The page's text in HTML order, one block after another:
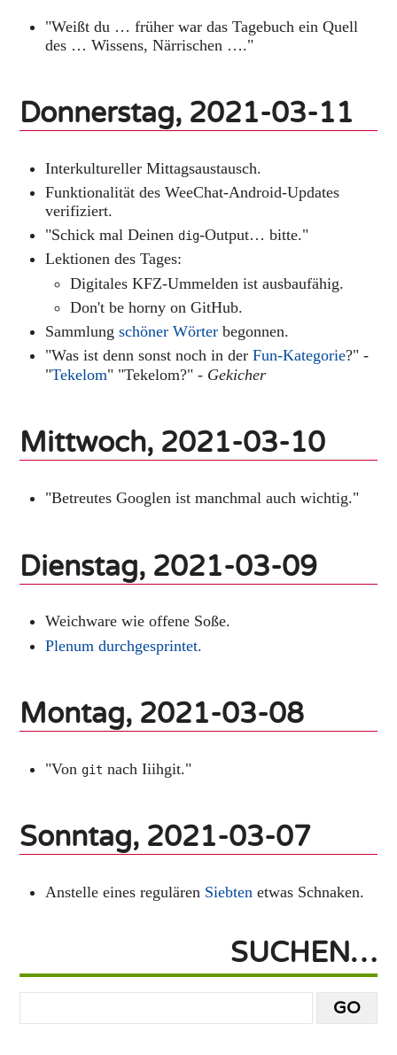
"Weißt du … früher war das Tagebuch ein Quell
des … Wissens, Närrischen …."
Donnerstag, 2021-03-11
Interkultureller Mittagsaustausch.
Funktionalität des WeeChat-Android-Updates
verifiziert.
"Schick mal Deinen dig-Output… bitte."
Lektionen des Tages:
Digitales KFZ-Ummelden ist ausbaufähig.
Don't be horny on GitHub.
Sammlung schöner Wörterbegonnen.
"Was ist denn sonst noch in der Fun-Kategorie?" -
"Tekelom" "Tekelom?" - Gekicher
Mittwoch, 2021-03-10
"Betreutes Googlen ist manchmal auch wichtig."
Dienstag, 2021-03-09
Weichware wie offene Soße.
Plenum durchgesprintet.
Montag, 2021-03-08
"Von git nach Iiihgit."
Sonntag, 2021-03-07
Anstelle eines regulären Siebten etwas Schnaken.
SUCHEN…